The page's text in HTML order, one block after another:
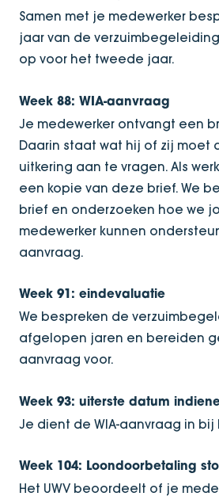
Samen met je medewerker
jaar van de
op voor het tweede jaar.
Week 88: WIA-aanvraag
Je medewerker ontvangt een
Daarin staat wat hij of zij moet
uitkering aan te vragen. Als
een kopie van deze brief. We
brief en onderzoeken hoe we
medewerker kunnen
aanvraag.
Week 91: eindevaluatie
We bespreken de
afgelopen jaren en bereiden
aanvraag voor.
Week 93: uiterste datum
Je dient de WIA-aanvraag in bij
Week 104: Loondoorbetaling
Het UWV beoordeelt of je